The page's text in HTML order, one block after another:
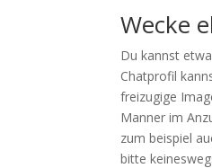
Wecke
Du kannst
Chatprofil
freizugige
Manner im
zum beispiel
bitte